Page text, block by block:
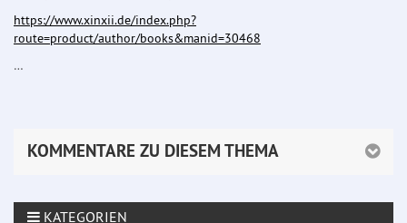
https://www.xinxii.de/index.php?
route=product/author/books&manid=30468
…
KOMMENTARE ZU DIESEM THEMA
KATEGORIEN